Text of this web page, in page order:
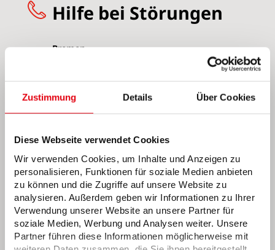
Zustimmung Details Über Cookies
Diese Webseite verwendet Cookies
Wir verwenden Cookies, um Inhalte und Anzeigen zu
personalisieren, Funktionen für soziale Medien anbieten
zu können und die Zugriffe auf unsere Website zu
analysieren. Außerdem geben wir Informationen zu Ihrer
Verwendung unserer Website an unsere Partner für
soziale Medien, Werbung und Analysen weiter. Unsere
Partner führen diese Informationen möglicherweise mit
Hilfe bei Störungen
Bremen
0421 359-1020 (Erdgas)
0421 359-1030
(Wasser)
0421 359-1040 (Fernwärme)
0421 359-2662 (Elektroladesäulen)
Bremerhaven
0471 477-1010 (Strom)
0471 477-1020 (Erdgas)
0471 477-1030 (Wasser)
0471 477-1040 (Fernwärme)